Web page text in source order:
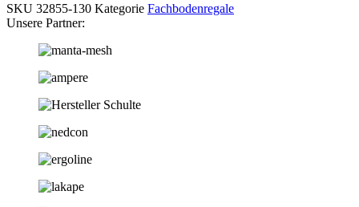
SKU 32855-130 Kategorie Fachbodenregale
Unsere Partner: